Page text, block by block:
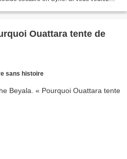
Ouattara tente de
sans histoire